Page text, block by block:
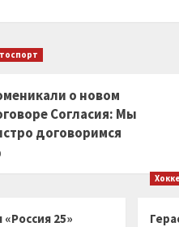
о новом
Согласия: Мы
договоримся
25»